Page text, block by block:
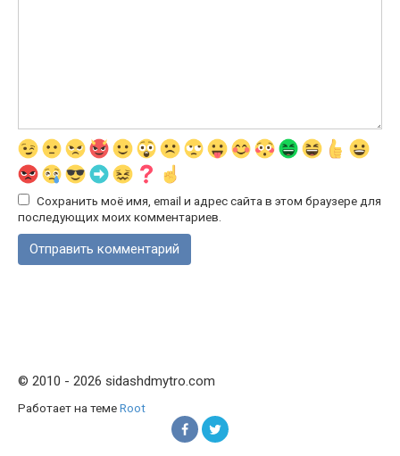
Сохранить моё имя, email и адрес сайта в этом браузере для
последующих моих комментариев.
© 2010 - 2026 sidashdmytro.com
Работает на темеRoot